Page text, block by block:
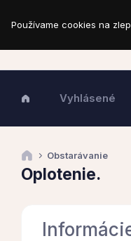
Vyhlásené
Obstarávanie
Oplotenie.
Používame cookies na